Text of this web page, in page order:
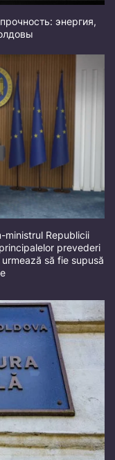
энергия,
ministrul Republicii
prevederi
să fie supusă